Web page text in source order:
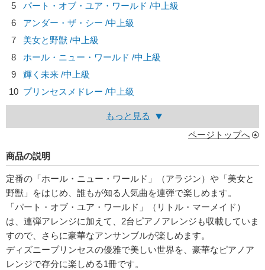
5
パート・オブ・ユア・ワールド /中上級
6
アンダー・ザ・シー /中上級
7
美女と野獣 /中上級
8
ホール・ニュー・ワールド /中上級
9
輝く未来 /中上級
10 プリンセスメドレー /中上級
もっと見る
ページトップへ
商品の説明
定番の「ホール・ニュー・ワールド」（アラジン）や「美女と
野獣」をはじめ、誰もが知る人気曲を連弾で楽しめます。
「パート・オブ・ユア・ワールド」（リトル・マーメイド）
は、連弾アレンジに加えて、2台ピアノアレンジも収載していま
すので、さらに豪華なアンサンブルが楽しめます。
ディズニープリンセスの優雅で美しい世界を、豪華なピアノア
レンジで存分に楽しめる1冊です。